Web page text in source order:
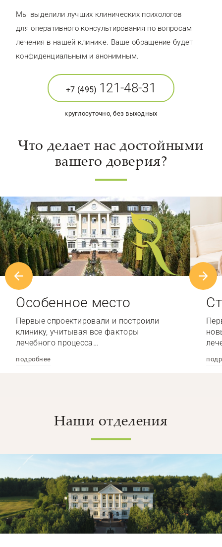
Мы выделили лучших клинических психологов
для оперативного консультирования по вопросам
лечения в нашей клинике. Ваше обращение будет
конфиденциальным и анонимным.
+7 (495) 121-48-31
круглосуточно, без выходных
Что делает нас достойными
вашего доверия?
Особенное место
Первые спроектировали и построили
клинику, учитывая все факторы
лечебного процесса…
подробнее
Наши отделения